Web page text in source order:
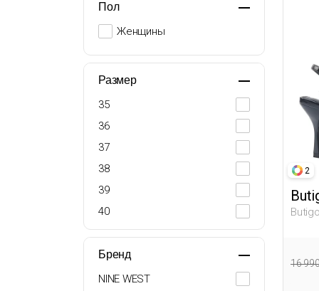
Пол
Женщины
Размер
35
36
37
38
39
40
Бренд
NINE WEST
2
16